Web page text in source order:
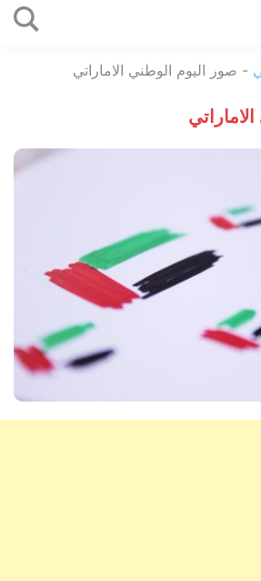
المحتوى
- صور اليوم الوطني الاماراتي